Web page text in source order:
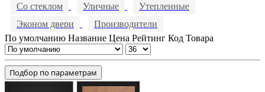
Со стеклом
Уличные
Утепленные
Эконом двери
Производители
По умолчанию Название Цена Рейтинг Код Товара
Подбор по параметрам